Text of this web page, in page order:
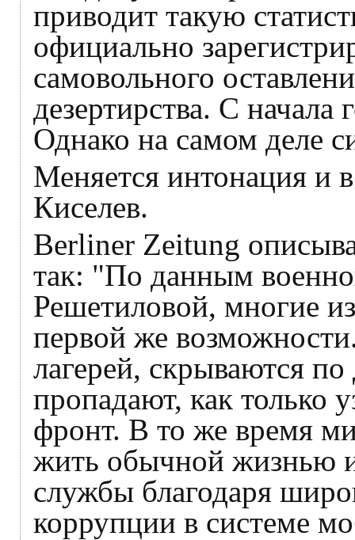
приводит такую
официально
самовольного
дезертирства. С начала
Однако на самом деле
Меняется интонация и
Киселев.
Berliner Zeitung
так: "По данным
Решетиловой, многие
первой же
лагерей, скрываются
пропадают, как только
фронт. В то же время
жить обычной жизнью
службы благодаря
коррупции в системе